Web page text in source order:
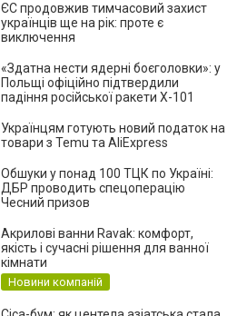
ЄС продовжив тимчасовий захист
українців ще на рік: проте є
виключення
«Здатна нести ядерні боєголовки»: у
Польщі офіційно підтвердили
падіння російської ракети Х-101
Українцям готують новий податок на
товари з Temu та AliExpress
Обшуки у понад 100 ТЦК по Україні:
ДБР проводить спецоперацію
Чесний призов
Акрилові ванни Ravak: комфорт,
якість і сучасні рішення для ванної
кімнати
Новини компаній